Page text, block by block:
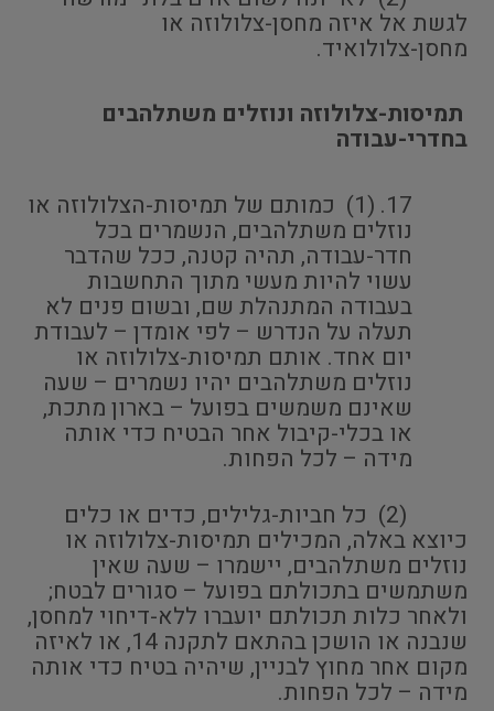
לגשת אל איזה מחסן-צלולוזה או
מחסן-צלולואיד.
תמיסות-צלולוזה ונוזלים משתלהבים
בחדרי-עבודה
(1) כמותם של תמיסות-הצלולוזה או
נוזלים משתלהבים, הנשמרים בכל
חדר-עבודה, תהיה קטנה, ככל שהדבר
עשוי להיות מעשי מתוך התחשבות
בעבודה המתנהלת שם, ובשום פנים לא
תעלה על הנדרש – לפי אומדן – לעבודת
יום אחד. אותם תמיסות-צלולוזה או
נוזלים משתלהבים יהיו נשמרים – שעה
שאינם משמשים בפועל – בארון מתכת,
או בכלי-קיבול אחר הבטיח כדי אותה
מידה – לכל הפחות.
(2) כל חביות-גלילים, כדים או כלים
כיוצא באלה, המכילים תמיסות-צלולוזה או
נוזלים משתלהבים, יישמרו – שעה שאין
משתמשים בתכולתם בפועל – סגורים לבטח;
ולאחר כלות תכולתם יועברו ללא-דיחוי למחסן,
שנבנה או הושכן בהתאם לתקנה 14, או לאיזה
מקום אחר מחוץ לבניין, שיהיה בטיח כדי אותה
מידה – לכל הפחות.